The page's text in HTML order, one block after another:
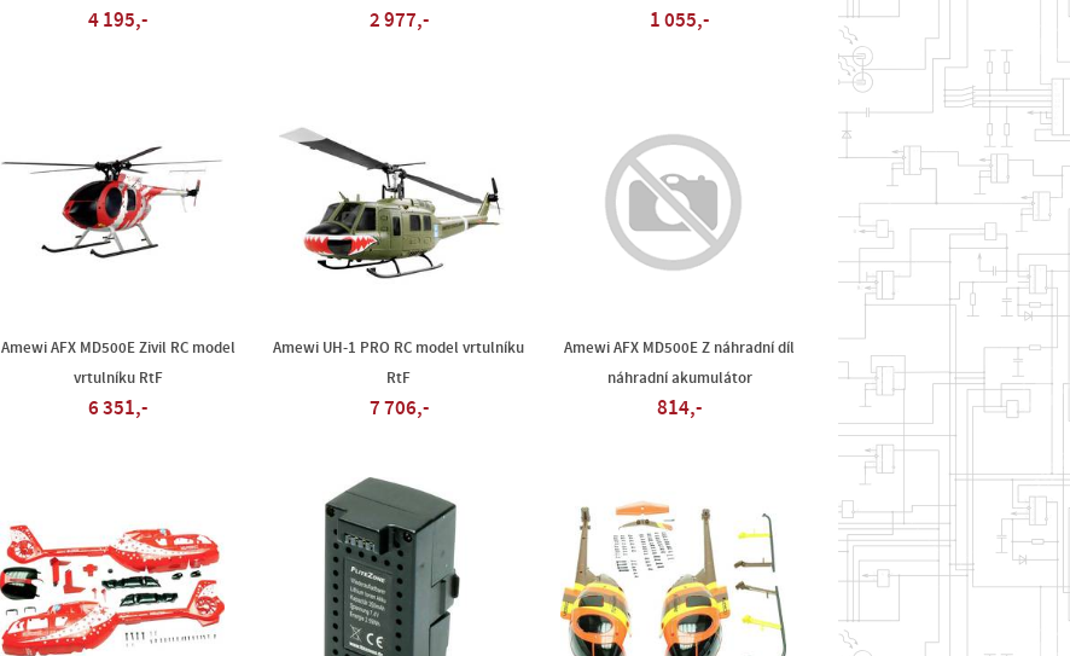
4 195,- 2 977,- 1 055,-
Amewi AFX MD500E Zivil RC model
vrtulníku RtF
6 351,-
Amewi UH-1 PRO RC model vrtulníku
RtF
7 706,-
Amewi AFX MD500E Z náhradní díl
náhradní akumulátor
814,-